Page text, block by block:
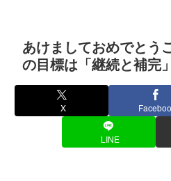
あけましておめでとう
の目標は「継続と補完」
X
LINE